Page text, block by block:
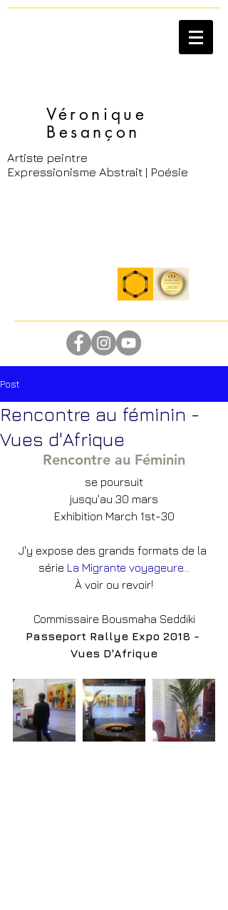
Véronique
Besançon​
Artiste peintre
Expressionisme Abstrait | Poésie
Post
Rencontre au féminin -
Vues d'Afrique
Rencontre au Féminin
se poursuit
jusqu'au 30 mars
Exhibition March 1st-30
J'y expose des grands formats de la
série La Migrante voyageure...
À voir ou revoir!
Commissaire Bousmaha Seddiki
Passeport Rallye Expo 2018 -
Vues D'Afrique